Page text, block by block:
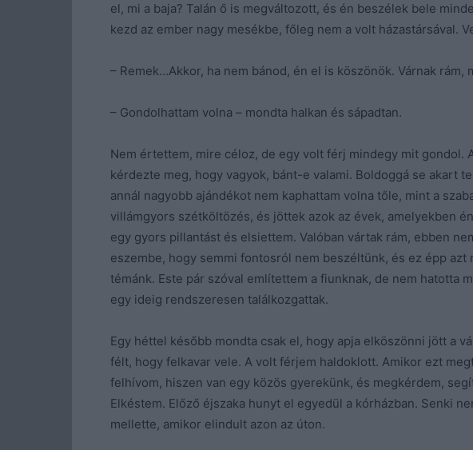
el, mi a baja? Talán ő is megváltozott, és én beszélek bele
kezd az ember nagy mesékbe, főleg nem a volt házastársával.
– Remek…Akkor, ha nem bánod, én el is köszönök. Várnak rám,
– Gondolhattam volna – mondta halkan és sápadtan.
Nem értettem, mire céloz, de egy volt férj mindegy mit gondol.
kérdezte meg, hogy vagyok, bánt-e valami. Boldoggá se akart
annál nagyobb ajándékot nem kaphattam volna tőle, mint a
villámgyors szétköltözés, és jöttek azok az évek, amelyekben
egy gyors pillantást és elsiettem. Valóban vártak rám, ebben
eszembe, hogy semmi fontosról nem beszéltünk, és ez épp azt
témánk. Este pár szóval említettem a fiunknak, de nem hatotta
egy ideig rendszeresen találkozgattak.
Egy héttel később mondta csak el, hogy apja elköszönni jött a
félt, hogy felkavar vele. A volt férjem haldoklott. Amikor ezt
felhívom, hiszen van egy közös gyerekünk, és megkérdem,
Elkéstem. Előző éjszaka hunyt el egyedül a kórházban. Senki
mellette, amikor elindult azon az úton.